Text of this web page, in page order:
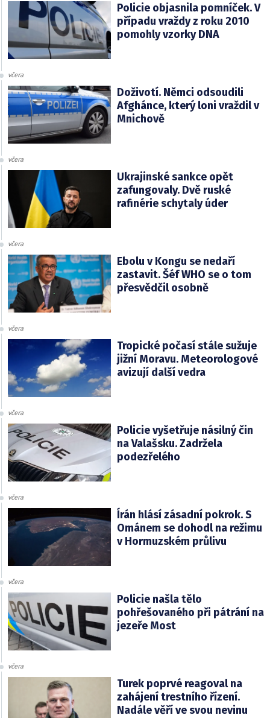
Policie objasnila pomníček. V
případu vraždy z roku 2010
pomohly vzorky DNA
včera
Doživotí. Němci odsoudili
Afghánce, který loni vraždil v
Mnichově
včera
Ukrajinské sankce opět
zafungovaly. Dvě ruské
rafinérie schytaly úder
včera
Ebolu v Kongu se nedaří
zastavit. Šéf WHO se o tom
přesvědčil osobně
včera
Tropické počasí stále sužuje
jižní Moravu. Meteorologové
avizují další vedra
včera
Policie vyšetřuje násilný čin
na Valašsku. Zadržela
podezřelého
včera
Írán hlásí zásadní pokrok. S
Ománem se dohodl na režimu
v Hormuzském průlivu
včera
Policie našla tělo
pohřešovaného při pátrání na
jezeře Most
včera
Turek poprvé reagoval na
zahájení trestního řízení.
Nadále věří ve svou nevinu